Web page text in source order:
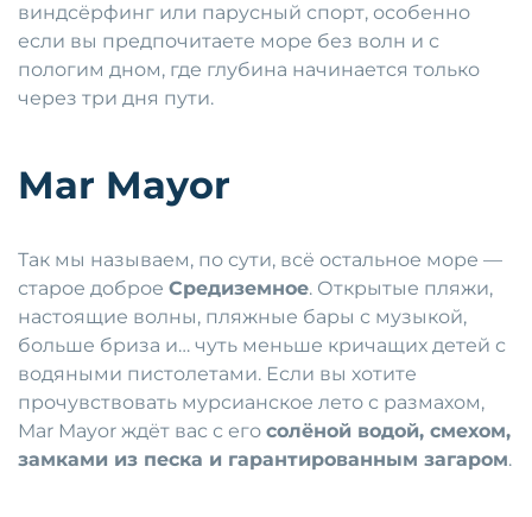
виндсёрфинг или парусный спорт, особенно
если вы предпочитаете море без волн и с
пологим дном, где глубина начинается только
через три дня пути.
Mar Mayor
Так мы называем, по сути, всё остальное море —
старое доброе Средиземное. Открытые пляжи,
настоящие волны, пляжные бары с музыкой,
больше бриза и… чуть меньше кричащих детей с
водяными пистолетами. Если вы хотите
прочувствовать мурсианское лето с размахом,
Mar Mayor ждёт вас с его солёной водой, смехом,
замками из песка и гарантированным загаром.